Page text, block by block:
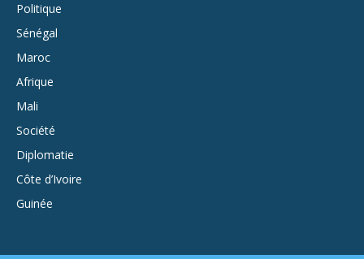
Politique
Sénégal
Maroc
Afrique
Mali
Société
Diplomatie
Côte d’Ivoire
Guinée